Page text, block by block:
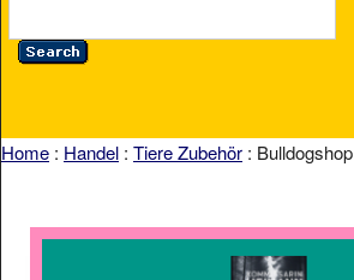
Home : Handel : Tiere Zubehör : Bulldogshop